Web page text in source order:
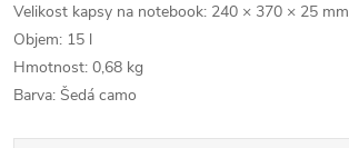
Velikost kapsy na notebook: 240 × 370 × 25 mm
Objem: 15 l
Hmotnost: 0,68 kg
Barva: Šedá camo